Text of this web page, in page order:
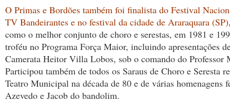
O Primas e Bordões também foi finalista do Festival
TV Bandeirantes e no festival da cidade de Araraquara (SP)
como o melhor conjunto de choro e serestas, em 1981 e
troféu no Programa Força Maior, incluindo apresentações
Camerata Heitor Villa Lobos, sob o comando do Professor
Participou também de todos os Saraus de Choro e Seresta
Teatro Municipal na década de 80 e de várias homenagens
Azevedo e Jacob do bandolim.